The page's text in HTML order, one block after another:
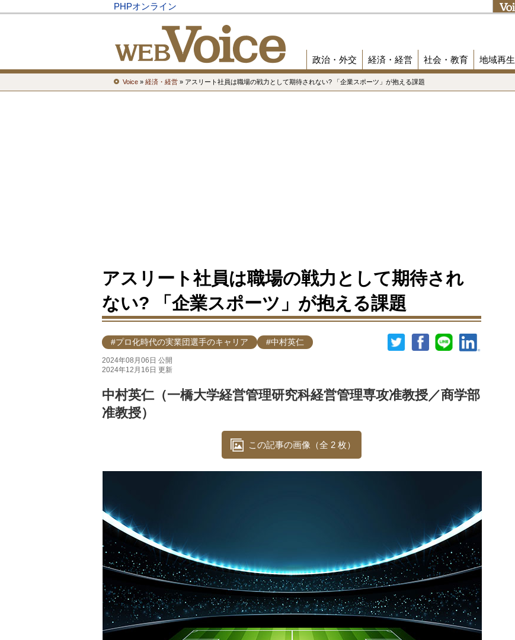
PHPオンライン
政治・外交 経済・経営 社会・教育 地域再生
Voice » 経済・経営 » アスリート社員は職場の戦力として期待されない? 「企業スポーツ」が抱える課題
アスリート社員は職場の戦力として期待され
ない? 「企業スポーツ」が抱える課題
#プロ化時代の実業団選手のキャリア #中村英仁
2024年08月06日 公開
2024年12月16日 更新
中村英仁（一橋大学経営管理研究科経営管理専攻准教授／商学部
准教授）
この記事の画像（全 2 枚）